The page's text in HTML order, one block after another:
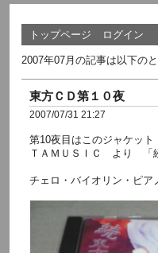
トップページ ログイン
2007年07月の記事は以下のと
東方ＣＤ第１０夜
2007/07/31 21:27
第10夜目はこのジャケット
ＴＡＭＵＳＩＣ より 「
チェロ・バイオリン・ピア